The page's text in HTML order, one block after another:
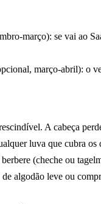
março): se vai ao
março-abril): o
A cabeça
luva que cubra os
(cheche ou
algodão leve ou